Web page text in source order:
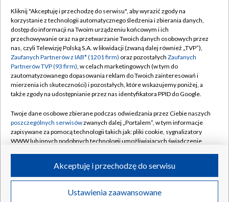
TVP
Abonament TVP
Emisja w TVP
Centrum informacji TVP
Naziemna Telewizja Cyfrowa
Rada Programowa
System NOS
Informacje o nadawcy
Program dla prasy
Regulamin TVP
Polityka prywatności
Moje zgody
Pomoc
Kontakt
Kanały
©2026 Telewizja Polska S.A. w likwidacji
Kliknij "Akceptuję i przechodzę do serwisu", aby wyrazić zgody na
korzystanie z technologii automatycznego śledzenia i zbierania danych,
dostęp do informacji na Twoim urządzeniu końcowym i ich
przechowywanie oraz na przetwarzanie Twoich danych osobowych przez
nas, czyli Telewizję Polską S.A. w likwidacji (zwaną dalej również „TVP”),
Zaufanych Partnerów z IAB* (1201 firm) oraz pozostałych Zaufanych
Partnerów TVP (93 firm), w celach marketingowych (w tym do
zautomatyzowanego dopasowania reklam do Twoich zainteresowań i
mierzenia ich skuteczności) i pozostałych, które wskazujemy poniżej, a
także zgody na udostępnianie przez nas identyfikatora PPID do Google.
Twoje dane osobowe zbierane podczas odwiedzania przez Ciebie naszych
poszczególnych serwisówzwanych dalej „Portalem”, w tym informacje
zapisywane za pomocą technologii takich jak: pliki cookie, sygnalizatory
WWW lub innych podobnych technologii umożliwiających świadczenie
ruchu w Internecie.
Twoje dane osobowe zbierane podczas odwiedzania przez Ciebie
poszczególnych serwisówna Portalu, takie jak adresy IP, identyfikatory
Ustawienia zaawansowane
Akceptuję i przechodzę do serwisu